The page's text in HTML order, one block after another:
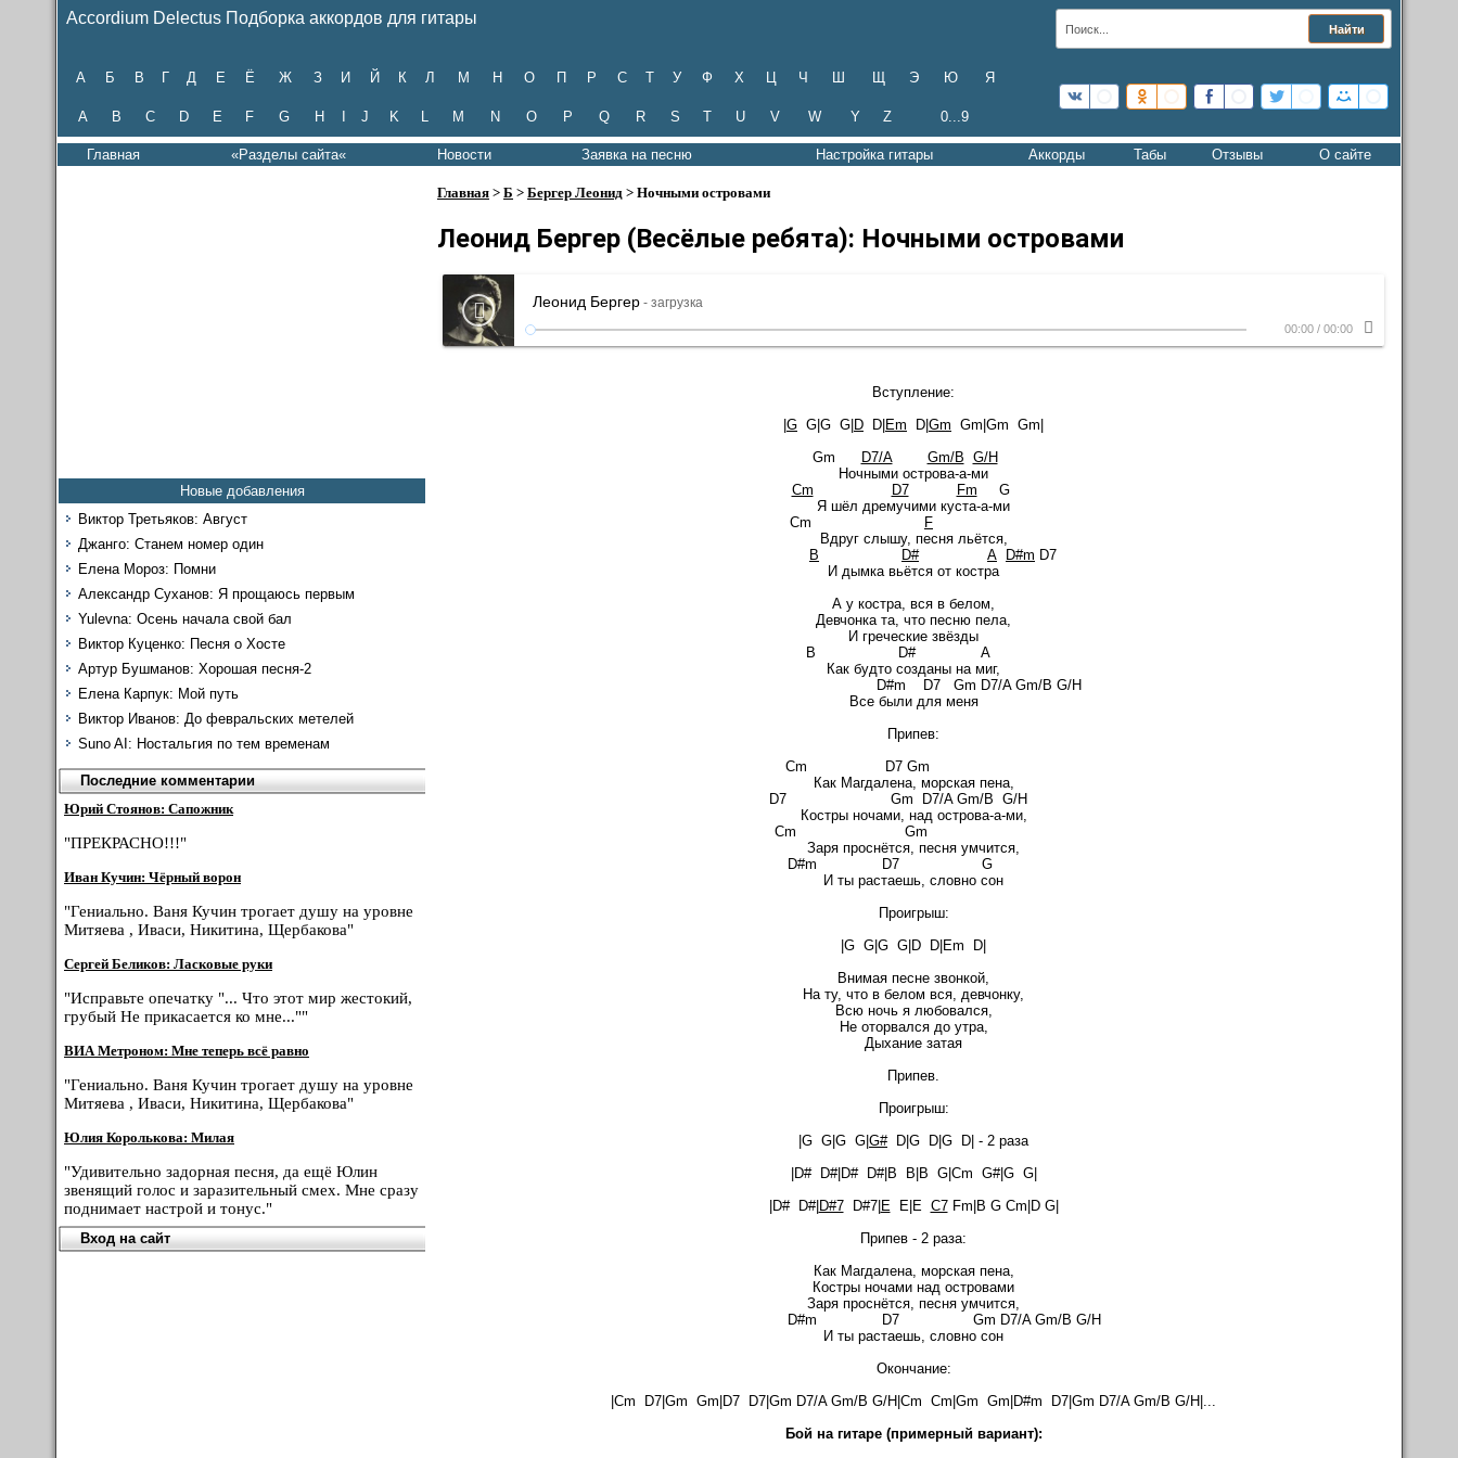
Accordium Delectus Подборка аккордов для гитары
А Б В Г Д Е Ё Ж З И Й К Л М Н О П Р С Т У Ф Х Ц Ч Ш Щ Э Ю Я
A B C D E F G H J K L M N O P Q R S T U V W Y Z 0...9
Главная «Разделы сайта« Новости Заявка на песню Настройка гитары Аккорды Табы Отзывы О сайте
Новые добавления
Виктор Третьяков: Август
Джанго: Станем номер один
Елена Мороз: Помни
Александр Суханов: Я прощаюсь первым
Yulevna: Осень начала свой бал
Виктор Куценко: Песня о Хосте
Артур Бушманов: Хорошая песня-2
Елена Карпук: Мой путь
Виктор Иванов: До февральских метелей
Suno AI: Ностальгия по тем временам
Последние комментарии
Юрий Стоянов: Сапожник
"ПРЕКРАСНО!!!"
Иван Кучин: Чёрный ворон
"Гениально. Ваня Кучин трогает душу на уровне
Митяева , Иваси, Никитина, Щербакова"
Сергей Беликов: Ласковые руки
"Исправьте опечатку "... Что этот мир жестокий,
грубый Не прикасается ко мне...""
ВИА Метроном: Мне теперь всё равно
"Гениально. Ваня Кучин трогает душу на уровне
Митяева , Иваси, Никитина, Щербакова"
Юлия Королькова: Милая
"Удивительно задорная песня, да ещё Юлин
звенящий голос и заразительный смех. Мне сразу
поднимает настрой и тонус."
Вход на сайт
Главная > Б > Бергер Леонид > Ночными островами
Леонид Бергер (Весёлые ребята): Ночными островами
Леонид Бергер - загрузка
00:00 / 00:00
Вступление:
|G G|G G|D D|Em D|Gm Gm|Gm Gm|
Gm D7/A Gm/B G/H
Ночными острова-а-ми
Cm
D7 Fm G
Я шёл дремучими куста-а-ми
Cm F
Вдруг слышу, песня льётся,
B
D# A D#m D7
И дымка вьётся от костра
А у костра, вся в белом,
Девчонка та, что песню пела,
И греческие звёзды
B D# A
Как будто созданы на миг,
D#m D7 Gm D7/A Gm/B G/H
Все были для меня
Припев:
Cm D7 Gm
Как Магдалена, морская пена,
D7 Gm D7/A Gm/B G/H
Костры ночами, над острова-а-ми,
Cm Gm
Заря проснётся, песня умчится,
D#m D7 G
И ты растаешь, словно сон
Проигрыш:
|G G|G G|D D|Em D|
Внимая песне звонкой,
На ту, что в белом вся, девчонку,
Всю ночь я любовался,
Не оторвался до утра,
Дыхание затая
Припев.
Проигрыш:
|G G|G G|G#D|G D|G D| - 2 раза
|D# D#|D# D#|B B|B G|Cm G#|G G|
|D# D#|D#7D#7|E E|E C7Fm|B G Cm|D G|
Припев - 2 раза:
Как Магдалена, морская пена,
Костры ночами над островами
Заря проснётся, песня умчится,
D#m D7 Gm D7/A Gm/B G/H
И ты растаешь, словно сон
Окончание:
|Cm D7|Gm Gm|D7 D7|Gm D7/A Gm/B G/H|Cm Cm|Gm Gm|D#m D7|Gm D7/A Gm/B G/H|...
Бой на гитаре (примерный вариант):